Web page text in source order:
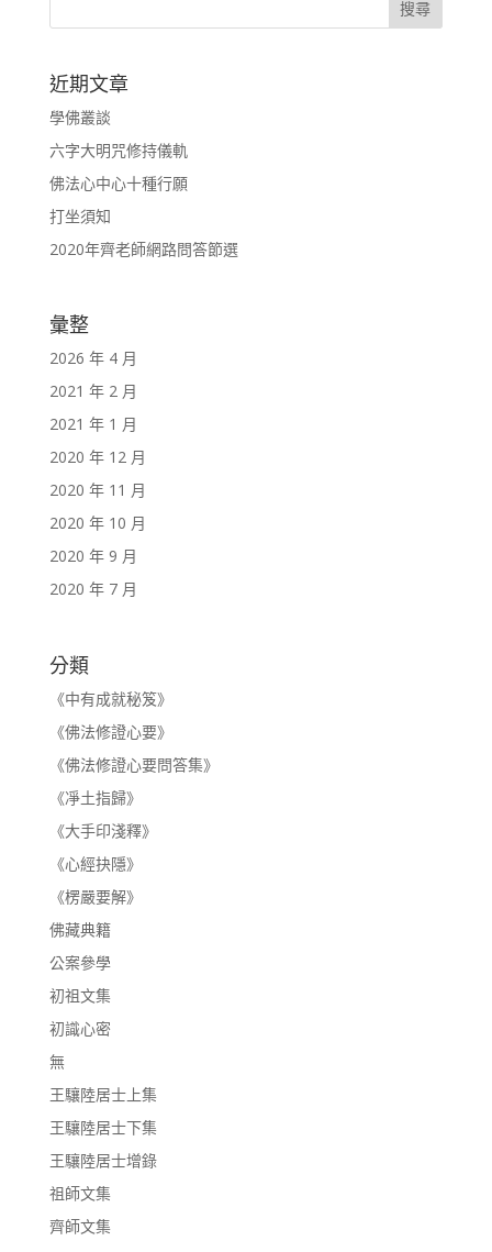
近期文章
學佛叢談
六字大明咒修持儀軌
佛法心中心十種行願
打坐須知
2020年齊老師網路問答節選
彙整
2026 年 4 月
2021 年 2 月
2021 年 1 月
2020 年 12 月
2020 年 11 月
2020 年 10 月
2020 年 9 月
2020 年 7 月
分類
《中有成就秘笈》
《佛法修證心要》
《佛法修證心要問答集》
《凈土指歸》
《大手印淺釋》
《心經抉隱》
《楞嚴要解》
佛藏典籍
公案參學
初祖文集
初識心密
無
王驤陸居士上集
王驤陸居士下集
王驤陸居士增錄
祖師文集
齊師文集